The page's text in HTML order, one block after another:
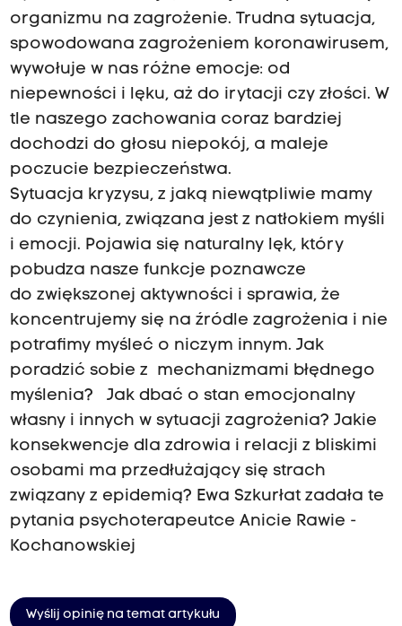
organizmu na zagrożenie. Trudna sytuacja,
spowodowana zagrożeniem koronawirusem,
wywołuje w nas różne emocje: od
niepewności i lęku, aż do irytacji czy złości. W
tle naszego zachowania coraz bardziej
dochodzi do głosu niepokój, a maleje
poczucie bezpieczeństwa.
Sytuacja kryzysu, z jaką niewątpliwie mamy
do czynienia, związana jest z natłokiem myśli
i emocji. Pojawia się naturalny lęk, który
pobudza nasze funkcje poznawcze
do zwiększonej aktywności i sprawia, że
koncentrujemy się na źródle zagrożenia i nie
potrafimy myśleć o niczym innym. Jak
poradzić sobie z mechanizmami błędnego
myślenia? Jak dbać o stan emocjonalny
własny i innych w sytuacji zagrożenia? Jakie
konsekwencje dla zdrowia i relacji z bliskimi
osobami ma przedłużający się strach
związany z epidemią? Ewa Szkurłat zadała te
pytania psychoterapeutce Anicie Rawie -
Kochanowskiej
Wyślij opinię na temat artykułu